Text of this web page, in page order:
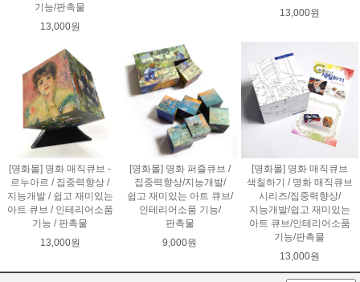
기능/판촉물
13,000원
13,000원
[명화몰] 명화 매직큐브 -
르누아르 / 집중력향상 /
지능개발 / 쉽고 재미있는
아트 큐브 / 인테리어소품
기능 / 판촉물
13,000원
[명화몰] 명화 퍼즐큐브 /
집중력향상/지능개발/
쉽고 재미있는 아트 큐브/
인테리어소품 기능/
판촉물
9,000원
[명화몰] 명화 매직큐브
색칠하기 / 명화 매직큐브
시리즈/집중력향상/
지능개발/쉽고 재미있는
아트 큐브/인테리어소품
기능/판촉물
13,000원